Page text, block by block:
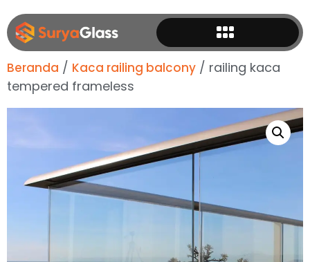
Beranda / Kaca railing balcony / railing kaca
tempered frameless